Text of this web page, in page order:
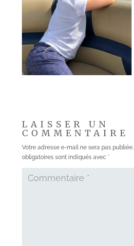
LAISSER UN
COMMENTAIRE
Votre adresse e-mail ne sera pas publiée.
obligatoires sont indiqués avec *